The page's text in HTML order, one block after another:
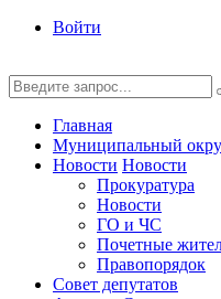
Войти
Главная
Муниципальный
Новости Новости
Прокуратура
Новости
ГО и ЧС
Почетные
Правопорядок
Совет депутатов